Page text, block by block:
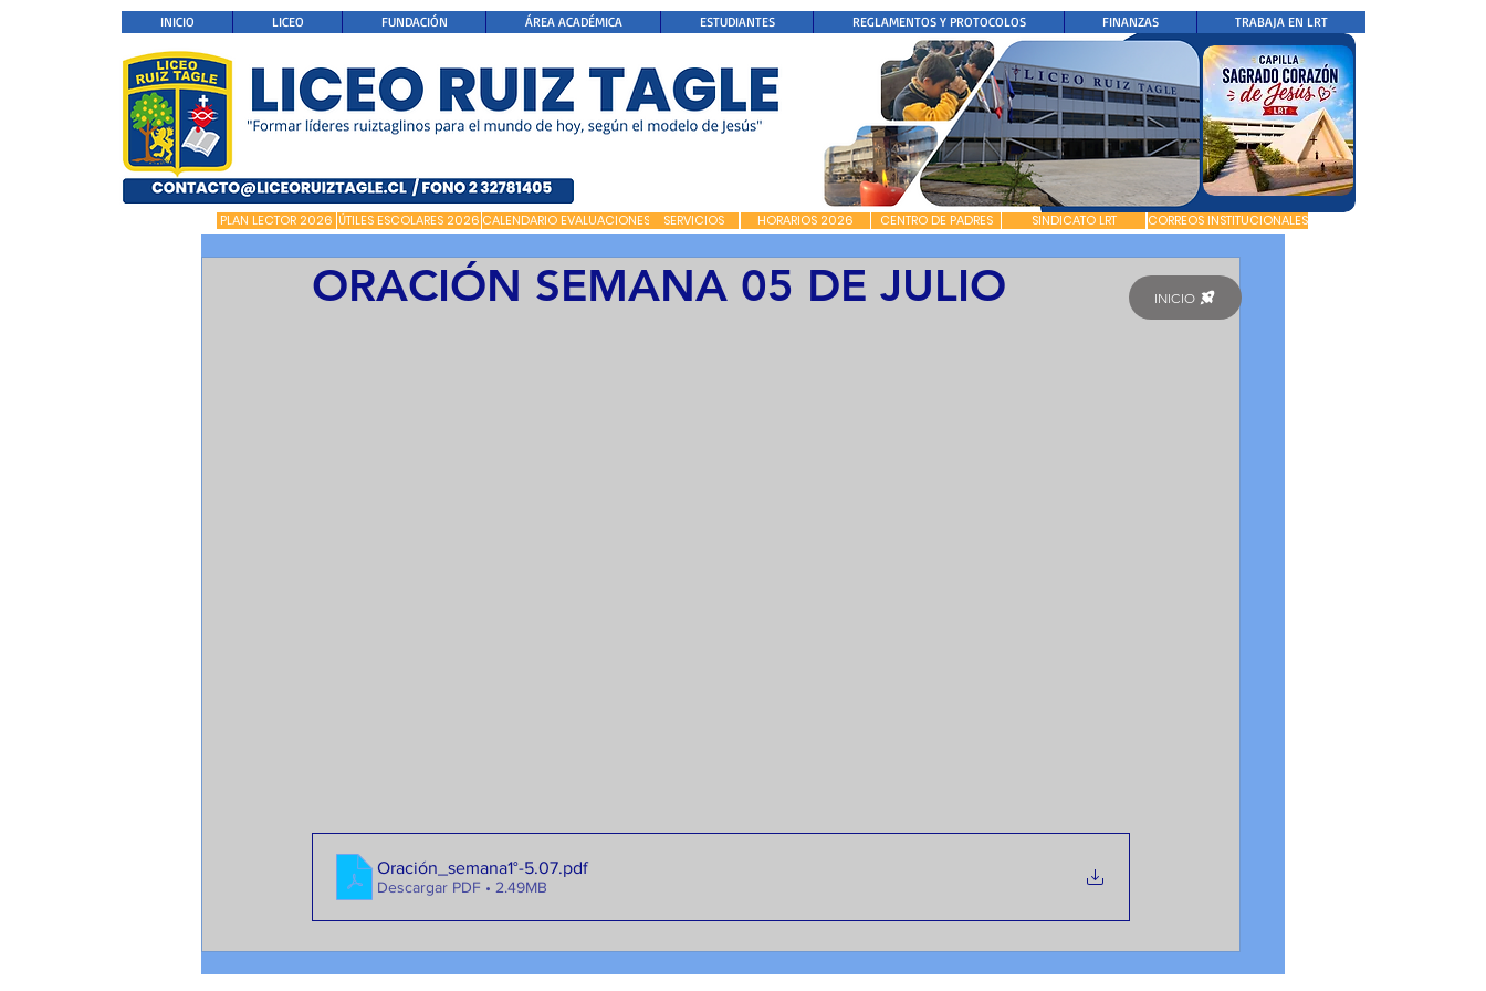
INICIO LICEO FUNDACIÓN ÁREA ACADÉMICA ESTUDIANTES REGLAMENTOS Y PROTOCOLOS FINANZAS TRABAJA EN LRT
PLAN LECTOR 2026 ÚTILES ESCOLARES 2026 CALENDARIO EVALUACIONES SERVICIOS HORARIOS 2026 CENTRO DE PADRES SINDICATO LRT CORREOS INSTITUCIONALES
ORACIÓN SEMANA 05 DE JULIO
Oración_semana1°-5.07.pdf
Descargar PDF • 2.49MB
INICIO